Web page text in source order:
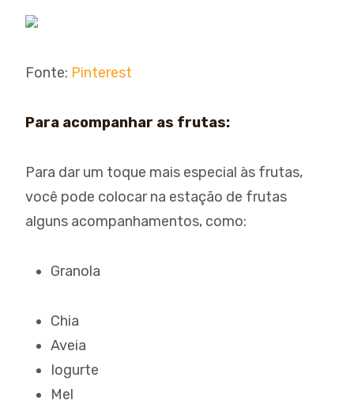
Fonte: Pinterest
Para acompanhar as frutas:
Para dar um toque mais especial às frutas,
você pode colocar na estação de frutas
alguns acompanhamentos, como:
Granola
Chia
Aveia
Iogurte
Mel